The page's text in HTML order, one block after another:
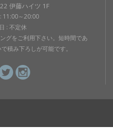
伊藤ハイツ 1F
11:00～20:00
: 不定休
グをご利用下さい。短時間であ
積み下ろしが可能です。